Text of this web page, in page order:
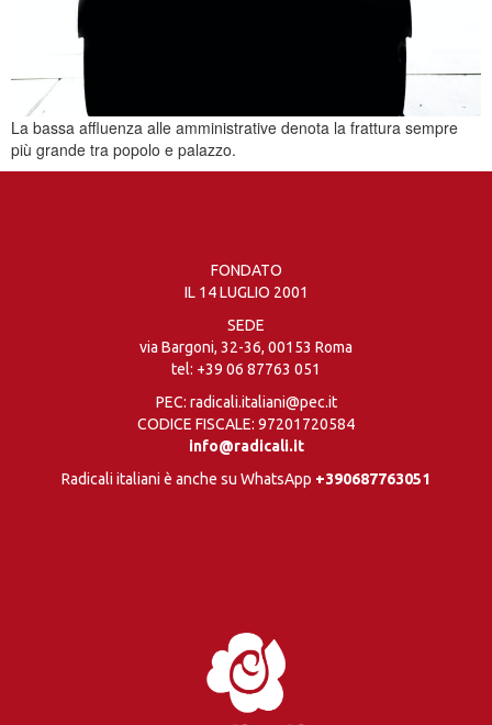
La bassa affluenza alle amministrative denota la frattura sempre
più grande tra popolo e palazzo.
FONDATO
IL 14 LUGLIO 2001
SEDE
via Bargoni, 32-36, 00153 Roma
tel: +39 06 87763 051
PEC: radicali.italiani@pec.it
CODICE FISCALE: 97201720584
info@radicali.it
Radicali italiani è anche su WhatsApp +390687763051